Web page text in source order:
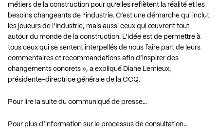
métiers de la construction pour qu’elles reflètent la réalité et les
besoins changeants de l’industrie. C’est une démarche qui inclut
les joueurs de l’industrie, mais aussi ceux qui œuvrent tout
autour du monde de la construction. L’idée est de permettre à
tous ceux qui se sentent interpellés de nous faire part de leurs
commentaires et recommandations afin d’inspirer des
changements concrets », a expliqué Diane Lemieux,
présidente-directrice générale de la CCQ.
Pour lire la suite du communiqué de presse…
Pour plus d’information sur le processus de consultation…